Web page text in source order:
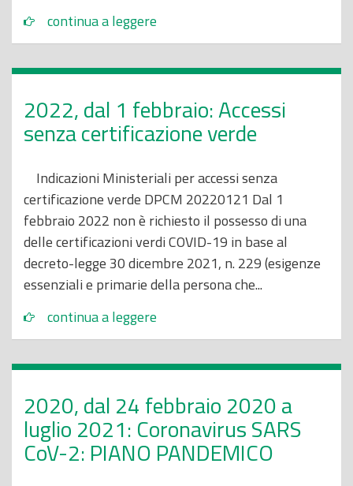
continua a leggere
2022, dal 1 febbraio: Accessi
senza certificazione verde
Indicazioni Ministeriali per accessi senza
certificazione verde DPCM 20220121 Dal 1
febbraio 2022 non è richiesto il possesso di una
delle certificazioni verdi COVID-19 in base al
decreto-legge 30 dicembre 2021, n. 229 (esigenze
essenziali e primarie della persona che...
continua a leggere
2020, dal 24 febbraio 2020 a
luglio 2021: Coronavirus SARS
CoV-2: PIANO PANDEMICO